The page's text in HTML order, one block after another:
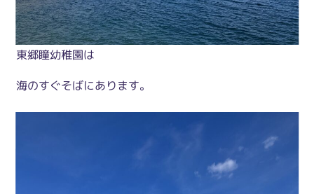
東郷瞳幼稚園は
海のすぐそばにあります。